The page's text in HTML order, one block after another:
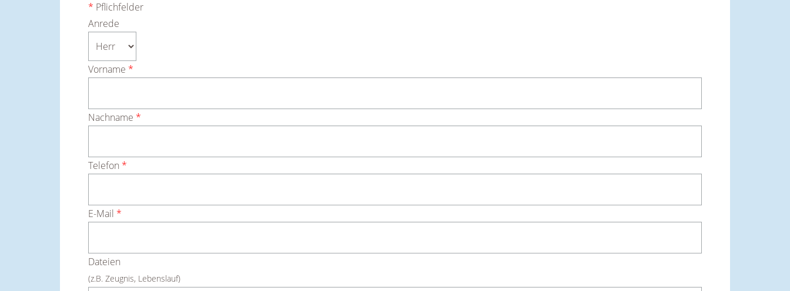
* Pflichfelder
Anrede
Vorname *
Nachname *
Telefon *
E-Mail *
Dateien
(z.B. Zeugnis, Lebenslauf)